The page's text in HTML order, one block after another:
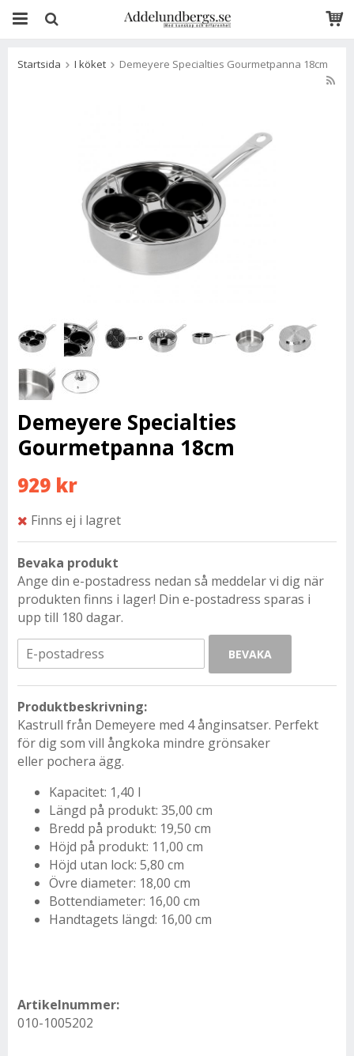
Startsida I köket Demeyere Specialties Gourmetpanna 18cm
Demeyere Specialties
Gourmetpanna 18cm
929 kr
Finns ej i lagret
Bevaka produkt
Ange din e-postadress nedan så meddelar vi dig när
produkten finns i lager! Din e-postadress sparas i
upp till 180 dagar.
BEVAKA
Produktbeskrivning:
Kastrull från Demeyere med 4 ånginsatser. Perfekt
för dig som vill ångkoka mindre grönsaker
eller pochera ägg.
Kapacitet: 1,40 l
Längd på produkt: 35,00 cm
Bredd på produkt: 19,50 cm
Höjd på produkt: 11,00 cm
Höjd utan lock: 5,80 cm
Övre diameter: 18,00 cm
Bottendiameter: 16,00 cm
Handtagets längd: 16,00 cm
Artikelnummer:
010-1005202